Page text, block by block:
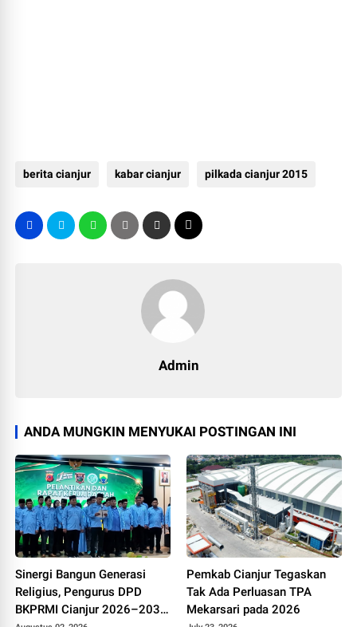
berita cianjur kabar cianjur pilkada cianjur 2015
Admin
ANDA MUNGKIN MENYUKAI POSTINGAN INI
Sinergi Bangun Generasi
Religius, Pengurus DPD
BKPRMI Cianjur 2026–2031
Pemkab Cianjur Tegaskan
Tak Ada Perluasan TPA
Mekarsari pada 2026